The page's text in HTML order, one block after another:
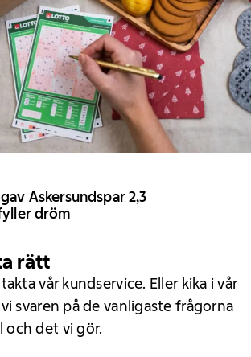
Askersundspar 2,3
dröm
rätt
vår kundservice. Eller kika i vår
vi svaren på de vanligaste frågorna
och det vi gör.